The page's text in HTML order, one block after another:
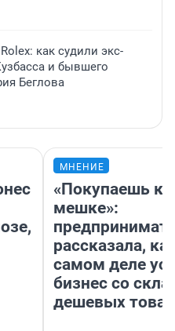
как судили экс-
и бывшего
Беглова
МНЕНИЕ
«Покупаешь
мешке»:
рассказала,
самом деле
бизнес со
дешевых